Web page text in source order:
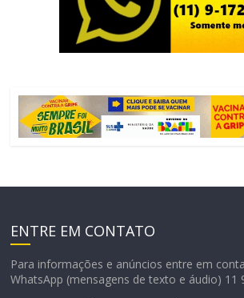
ENTRE EM CONTATO
Para informações e anúncios entre em
WhatsApp (mensagens de texto e áudio) 11